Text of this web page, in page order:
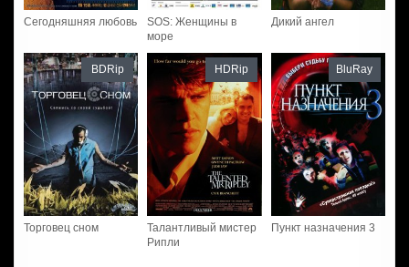
Сегодняшняя любовь
SOS: Женщины в
море
Дикий ангел
Торговец сном
BDRip
Талантливый мистер
Рипли
HDRip
Пункт назначения 3
BluRay